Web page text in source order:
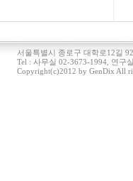
서울특별시 종로구 대학로12길
Tel : 사무실 02-3673-1994, 연구
Copyright(c)2012 by GenDix All